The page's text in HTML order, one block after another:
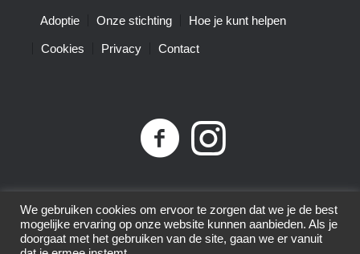
Adoptie Onze stichting Hoe je kunt helpen
Cookies Privacy Contact
Privacybeleid| Little Tigers | KvK-nummer 68761074 |
ANBI-nummer 8575.80.152 | © 2015-2025 | All Rights
Reserved
We gebruiken cookies om ervoor te zorgen dat we je de best
mogelijke ervaring op onze website kunnen aanbieden. Als je
doorgaat met het gebruiken van de site, gaan we er vanuit